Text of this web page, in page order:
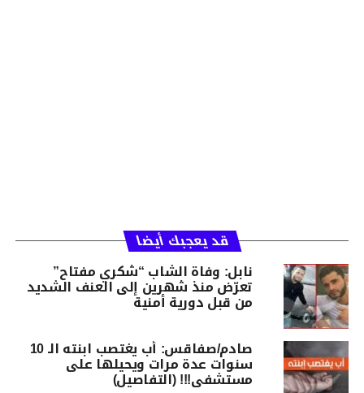
قد يعجبك أيضا
نابل: وفاة الشاب “شكري مفتاح”
تعرّض منذ شهرين إلى العنف الشديد
من قبل دورية أمنية
صادم/صفاقس: أب يغتصب ابنته الـ 10
سنوات عدة مرات ويحيلها على
مستشفى!!! (التفاصيل)